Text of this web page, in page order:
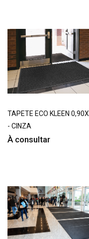
TAPETE ECO KLEEN
- CINZA
À consultar